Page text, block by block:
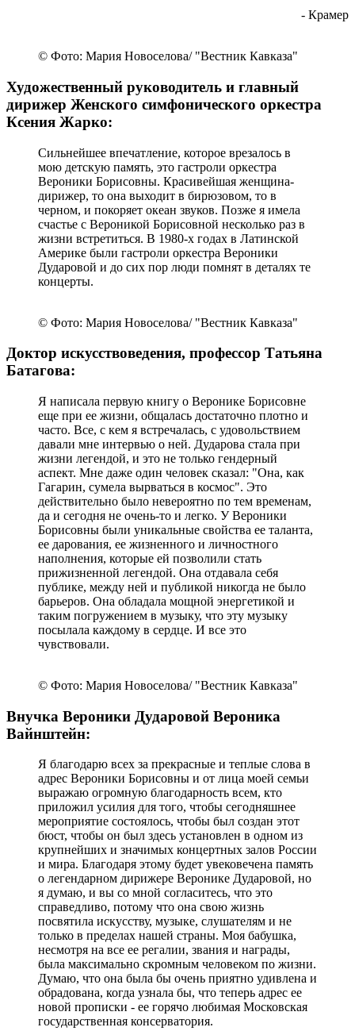
- ректор Московской консерватории
Генеральный директор Большого театра,
художественный руководитель и главный
дирижер Мариинского театра Валерий Гергиев:
Вероника Борисовна Дударова уже была признана
первой женщиной-дирижером в мире, когда я
гадать не мог о том, что я с ней вообще
познакомлюсь, потому что она была очень
высоко… Тем не менее я выиграл какой-то
всесоюзный конкурс, и мне Вероника Борисовна
предложила выступить с ее оркестром, причем
выступить в Сочи. Я, конечно, был очень
благодарен.
© Фото: Мария Новоселова/ "Вестник Кавказа"
В память врезалось, как реактивно быстро
Вероника Борисовна реагировала на то, что
надо делать вместо этого. Теперь я уже сам
Борисовна, конечно, мне не удастся стать лучшим
дирижером мира среди мужчин, а ей удалось стать
иметь невероятный характер, невероятный талант,
силу воли, не говоря уже о том, что необходимо
любому музыканту, особенно руководителю
коллектива – ритм, энергию, мощь. Всё это было в
Веронике Борисовне.
- Гергиев
Народный артист РФ Даниил Крамер:
Мое знакомство с Вероникой Борисовной началось
с записи концерта 1975 года. Для меня эта запись
была хрестоматийной. Когда я сыграл рапсодию
Гершвина, ее услышала Вероника Борисовна, ей
понравилось, она позвала меня выступать вместе.
И вот тогда я увидел, как знаменитый дирижер,
работая с молодым, практически начинающим
пианистом, внимательнейшим образом
выслушивала мои идеи, и когда ей нравилось,